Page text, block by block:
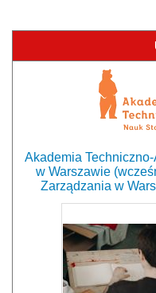
Akademia
w Warszawie
Zarządzania w